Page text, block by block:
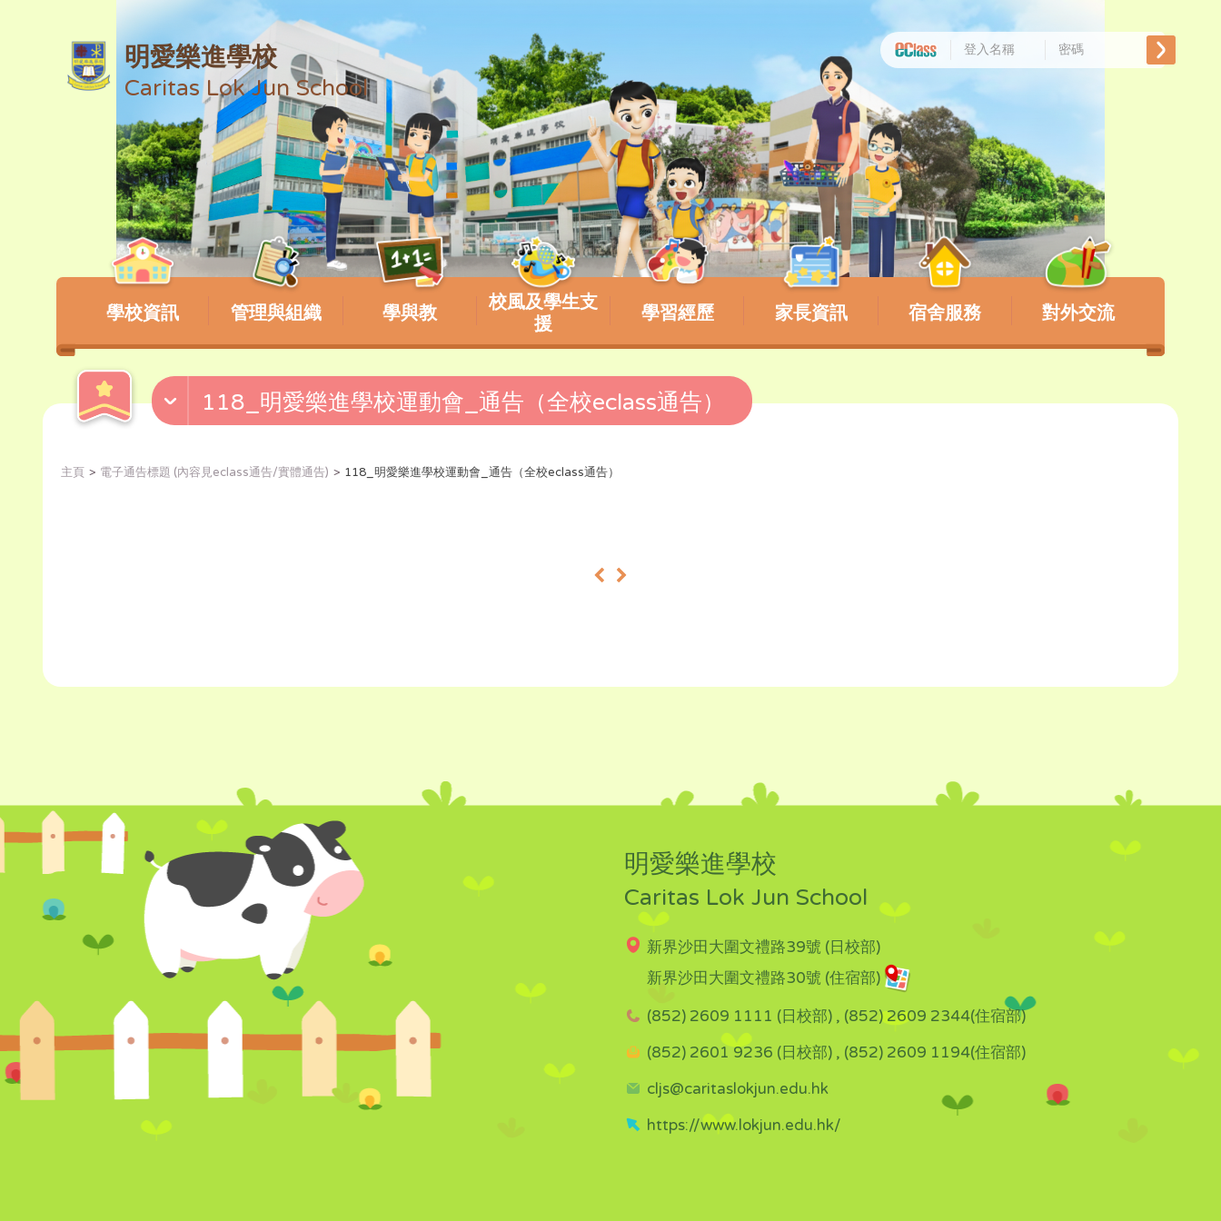
明愛樂進學校
Caritas Lok Jun School
學校資訊 管理與組織 學與教
校風及學生支
援
學習經歷 家長資訊 宿舍服務 對外交流
118_明愛樂進學校運動會_通告（全校eclass通告）
主頁 電子通告標題 (內容見eclass通告/實體通告) 118_明愛樂進學校運動會_通告（全校eclass通告）
« »
明愛樂進學校
Caritas Lok Jun School
新界沙田大圍文禮路39號 (日校部)
新界沙田大圍文禮路30號 (住宿部)
(852) 2609 1111 (日校部) , (852) 2609 2344(住宿部)
(852) 2601 9236 (日校部) , (852) 2609 1194(住宿部)
cljs@caritaslokjun.edu.hk
https://www.lokjun.edu.hk/